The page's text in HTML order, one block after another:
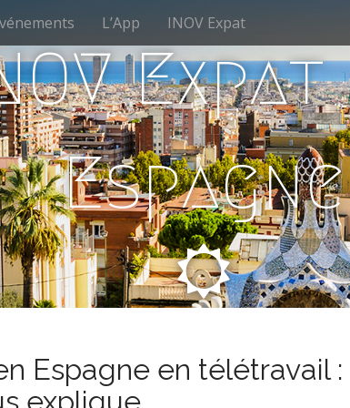
L’App INOV Expat
Espagne
Espagne en télétravail :
explique